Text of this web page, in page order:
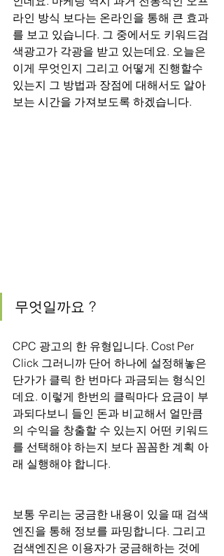
라인 방식 보다는 온라인을 통해 큰 효과
를 보고 있습니다. 그 중에서도 키워드검
색광고가 각광을 받고 있는데요. 오늘은
이게 무엇인지 그리고 어떻게 진행할수
있는지 그 방법과 장점에 대해서도 알아
보는 시간을 가져보도록 하겠습니다.
무엇일까요 ?
CPC 광고의 한 유형입니다. Cost Per
Click 그러니까 단어 하나에 설정해놓은
단가가 클릭 한 번마다 과금되는 형식인
데요. 이렇게 한번의 클릭마다 요금이 부
과되다보니 들인 돈과 비교해서 얼만큼
의 수익을 창출할 수 있는지 어떤 키워드
를 선택해야 하는지 보다 꼼꼼한 계획 아
래 실행해야 합니다.
보통 우리는 궁금한 내용이 있을 때 검색
엔진을 통해 정보를 파밍합니다. 그리고
검색엔진은 이용자가 궁금해하는 것에